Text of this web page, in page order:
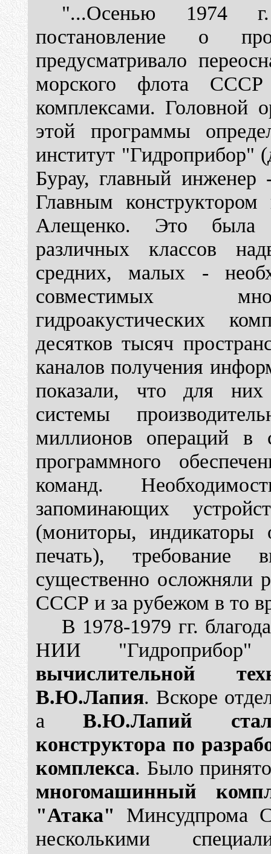
"...Осенью 1974 г.
постановление о
предусматривало
морского флота СССР
комплексами. Головной
этой программы
институт
Бурау, главный
Главным
Алещенко. Это была
различных классов
средних, малых -
совместимых
гидроакустических
десятков тысяч
каналов получения
показали, что для них
системы
миллионов операций в
программного
команд.
запоминающих
(мониторы, индикаторы
печать),
существенно осложняли
СССР и за рубежом в то
В 1978-1979 гг.
НИИ
вычислительной
В.Ю.Лапия. Вскоре
аВ.Ю.Лапий стал
конструктора по
комплекса. Было
многомашинный
"Атака"
Минсудпрома
несколькими